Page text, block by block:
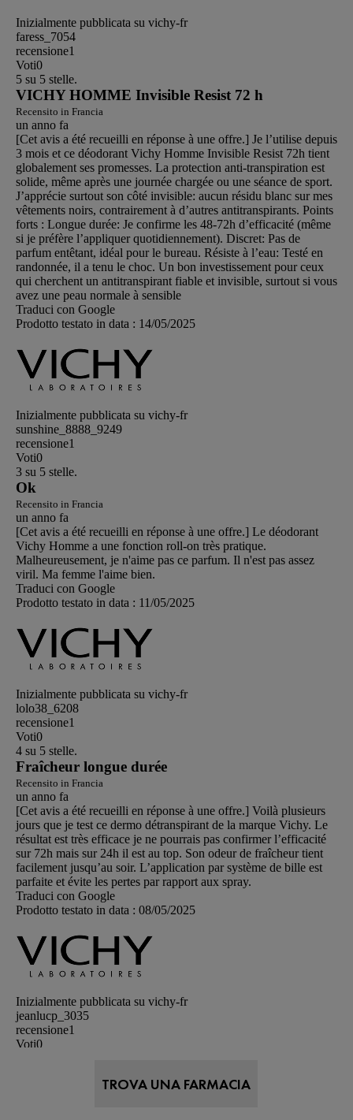
Inizialmente pubblicata su vichy-fr
faress_7054
recensione1
Voti0
5 su 5 stelle.
VICHY HOMME Invisible Resist 72 h
Recensito in Francia
un anno fa
[Cet avis a été recueilli en réponse à une offre.] Je l’utilise depuis
3 mois et ce déodorant Vichy Homme Invisible Resist 72h tient
globalement ses promesses. La protection anti-transpiration est
solide, même après une journée chargée ou une séance de sport.
J’apprécie surtout son côté invisible: aucun résidu blanc sur mes
vêtements noirs, contrairement à d’autres antitranspirants. Points
forts : Longue durée: Je confirme les 48-72h d’efficacité (même
si je préfère l’appliquer quotidiennement). Discret: Pas de
parfum entêtant, idéal pour le bureau. Résiste à l’eau: Testé en
randonnée, il a tenu le choc. Un bon investissement pour ceux
qui cherchent un antitranspirant fiable et invisible, surtout si vous
avez une peau normale à sensible
Traduci con Google
Prodotto testato in data : 14/05/2025
Inizialmente pubblicata su vichy-fr
sunshine_8888_9249
recensione1
Voti0
3 su 5 stelle.
Ok
Recensito in Francia
un anno fa
[Cet avis a été recueilli en réponse à une offre.] Le déodorant
Vichy Homme a une fonction roll-on très pratique.
Malheureusement, je n'aime pas ce parfum. Il n'est pas assez
viril. Ma femme l'aime bien.
Traduci con Google
Prodotto testato in data : 11/05/2025
Inizialmente pubblicata su vichy-fr
lolo38_6208
recensione1
Voti0
4 su 5 stelle.
Fraîcheur longue durée
Recensito in Francia
un anno fa
[Cet avis a été recueilli en réponse à une offre.] Voilà plusieurs
jours que je test ce dermo détranspirant de la marque Vichy. Le
résultat est très efficace je ne pourrais pas confirmer l’efficacité
sur 72h mais sur 24h il est au top. Son odeur de fraîcheur tient
facilement jusqu’au soir. L’application par système de bille est
parfaite et évite les pertes par rapport aux spray.
Traduci con Google
Prodotto testato in data : 08/05/2025
Inizialmente pubblicata su vichy-fr
jeanlucp_3035
recensione1
Voti0
TROVA UNA FARMACIA